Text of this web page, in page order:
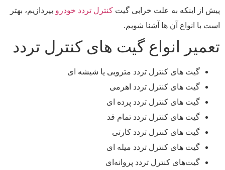
پیش از اینکه به علت خرابی گیت کنترل تردد خودرو بپردازیم، بهتر
است با انواع آن ها آشنا شویم.
تعمیر انواع گیت های کنترل تردد
گیت های کنترل تردد مترویی یا شیشه ای
گیت های کنترل تردد اهرمی
گیت های کنترل تردد پرده ای
گیت های کنترل تردد تمام قد
گیت های کنترل تردد کارتی
گیت های کنترل تردد میله ای
گیت‌های کنترل تردد پروانه‌ای